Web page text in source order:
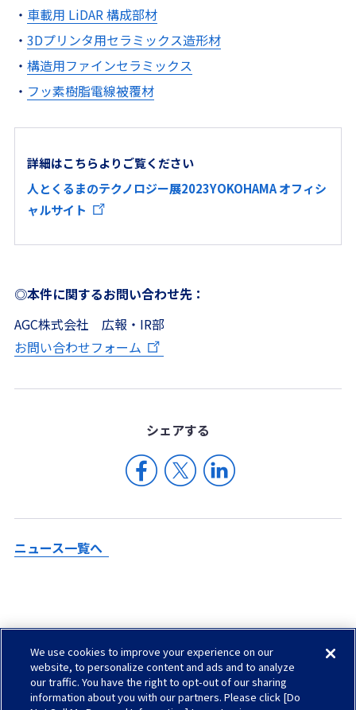
・ 車載用 LiDAR 構成部材
・ 3Dプリンタ用セラミックス造形材
・ 構造用ファインセラミックス
・ フッ素樹脂電線被覆材
詳細はこちらよりご覧ください
人とくるまのテクノロジー展2023YOKOHAMA オフィシ
ャルサイト
◎本件に関するお問い合わせ先：
AGC株式会社 広報・IR部
お問い合わせフォーム
シェアする
ニュース一覧へ
Check in AGC
サイトマップ
We use cookies to improve your experience on our
website, to personalize content and ads and to analyze
our traffic. You have the right to opt-out of our sharing
information about you with our partners. Please click [Do